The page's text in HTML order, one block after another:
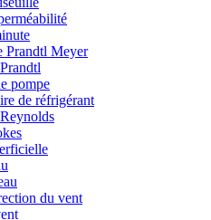
Prandtl Meyer
pompe
de réfrigérant
du vent